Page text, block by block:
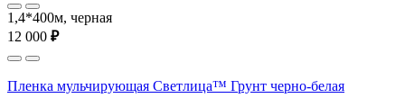
1,4*400м, черная
12 000 ₽
Пленка мульчирующая Светлица™ Грунт черно-белая